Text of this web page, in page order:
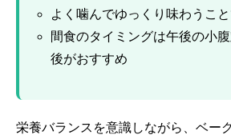
よく噛んでゆっくり味わうこ
間食のタイミングは午後の小
後がおすすめ
栄養バランスを意識しながら、ベー